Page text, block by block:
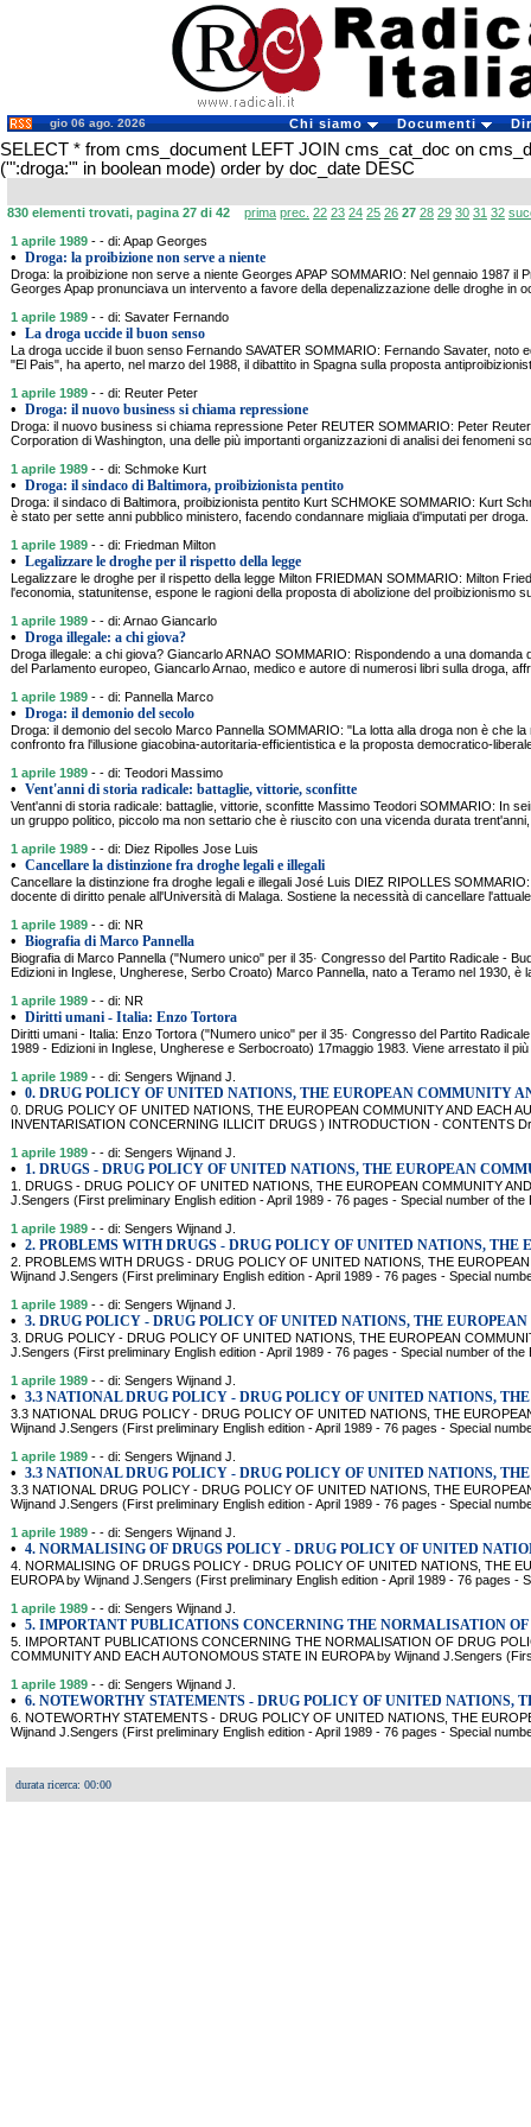
gio 06 ago. 2026 Chi siamo Documenti
SELECT * from cms_document LEFT JOIN cms_cat_doc on
('":droga:"' in boolean mode) order by doc_date DESC
830 elementi trovati, pagina 27 di 42 prima prec. 22 23 24 25 26 27 28 29 30 31 32
1 aprile 1989 - - di: Apap Georges
• Droga: la proibizione non serve a niente
Droga: la proibizione non serve a niente Georges APAP SOMMARIO: Nel gennaio 1987 il
Georges Apap pronunciava un intervento a favore della depenalizzazione delle droghe in
1 aprile 1989 - - di: Savater Fernando
• La droga uccide il buon senso
La droga uccide il buon senso Fernando SAVATER SOMMARIO: Fernando Savater, noto
"El Pais", ha aperto, nel marzo del 1988, il dibattito in Spagna sulla proposta
1 aprile 1989 - - di: Reuter Peter
• Droga: il nuovo business si chiama repressione
Droga: il nuovo business si chiama repressione Peter REUTER SOMMARIO: Peter
Corporation di Washington, una delle più importanti organizzazioni di analisi dei fenomeni
1 aprile 1989 - - di: Schmoke Kurt
• Droga: il sindaco di Baltimora, proibizionista pentito
Droga: il sindaco di Baltimora, proibizionista pentito Kurt SCHMOKE SOMMARIO: Kurt
è stato per sette anni pubblico ministero, facendo condannare migliaia d'imputati per
1 aprile 1989 - - di: Friedman Milton
• Legalizzare le droghe per il rispetto della legge
Legalizzare le droghe per il rispetto della legge Milton FRIEDMAN SOMMARIO: Milton
l'economia, statunitense, espone le ragioni della proposta di abolizione del proibizionismo
1 aprile 1989 - - di: Arnao Giancarlo
• Droga illegale: a chi giova?
Droga illegale: a chi giova? Giancarlo ARNAO SOMMARIO: Rispondendo a una domanda
del Parlamento europeo, Giancarlo Arnao, medico e autore di numerosi libri sulla droga,
1 aprile 1989 - - di: Pannella Marco
• Droga: il demonio del secolo
Droga: il demonio del secolo Marco Pannella SOMMARIO: "La lotta alla droga non è che
confronto fra l'illusione giacobina-autoritaria-efficientistica e la proposta democratico-
1 aprile 1989 - - di: Teodori Massimo
• Vent'anni di storia radicale: battaglie, vittorie, sconfitte
Vent'anni di storia radicale: battaglie, vittorie, sconfitte Massimo Teodori SOMMARIO: In
un gruppo politico, piccolo ma non settario che è riuscito con una vicenda durata
1 aprile 1989 - - di: Diez Ripolles Jose Luis
• Cancellare la distinzione fra droghe legali e illegali
Cancellare la distinzione fra droghe legali e illegali José Luis DIEZ RIPOLLES
docente di diritto penale all'Università di Malaga. Sostiene la necessità di cancellare
1 aprile 1989 - - di: NR
• Biografia di Marco Pannella
Biografia di Marco Pannella ("Numero unico" per il 35· Congresso del Partito Radicale -
Edizioni in Inglese, Ungherese, Serbo Croato) Marco Pannella, nato a Teramo nel 1930, è
1 aprile 1989 - - di: NR
• Diritti umani - Italia: Enzo Tortora
Diritti umani - Italia: Enzo Tortora ("Numero unico" per il 35· Congresso del Partito
1989 - Edizioni in Inglese, Ungherese e Serbocroato) 17maggio 1983. Viene arrestato il
1 aprile 1989 - - di: Sengers Wijnand J.
• 0. DRUG POLICY OF UNITED NATIONS, THE EUROPEAN COMMUNITY
0. DRUG POLICY OF UNITED NATIONS, THE EUROPEAN COMMUNITY AND EACH
INVENTARISATION CONCERNING ILLICIT DRUGS ) INTRODUCTION - CONTENTS
1 aprile 1989 - - di: Sengers Wijnand J.
• 1. DRUGS - DRUG POLICY OF UNITED NATIONS, THE EUROPEAN
1. DRUGS - DRUG POLICY OF UNITED NATIONS, THE EUROPEAN COMMUNITY
J.Sengers (First preliminary English edition - April 1989 - 76 pages - Special number of the
1 aprile 1989 - - di: Sengers Wijnand J.
• 2. PROBLEMS WITH DRUGS - DRUG POLICY OF UNITED NATIONS, THE
2. PROBLEMS WITH DRUGS - DRUG POLICY OF UNITED NATIONS, THE
Wijnand J.Sengers (First preliminary English edition - April 1989 - 76 pages - Special
1 aprile 1989 - - di: Sengers Wijnand J.
• 3. DRUG POLICY - DRUG POLICY OF UNITED NATIONS, THE
3. DRUG POLICY - DRUG POLICY OF UNITED NATIONS, THE EUROPEAN
J.Sengers (First preliminary English edition - April 1989 - 76 pages - Special number of the
1 aprile 1989 - - di: Sengers Wijnand J.
• 3.3 NATIONAL DRUG POLICY - DRUG POLICY OF UNITED NATIONS,
3.3 NATIONAL DRUG POLICY - DRUG POLICY OF UNITED NATIONS, THE
Wijnand J.Sengers (First preliminary English edition - April 1989 - 76 pages - Special
1 aprile 1989 - - di: Sengers Wijnand J.
• 3.3 NATIONAL DRUG POLICY - DRUG POLICY OF UNITED NATIONS,
3.3 NATIONAL DRUG POLICY - DRUG POLICY OF UNITED NATIONS, THE
Wijnand J.Sengers (First preliminary English edition - April 1989 - 76 pages - Special
1 aprile 1989 - - di: Sengers Wijnand J.
• 4. NORMALISING OF DRUGS POLICY - DRUG POLICY OF UNITED
4. NORMALISING OF DRUGS POLICY - DRUG POLICY OF UNITED NATIONS, THE
EUROPA by Wijnand J.Sengers (First preliminary English edition - April 1989 - 76 pages -
1 aprile 1989 - - di: Sengers Wijnand J.
• 5. IMPORTANT PUBLICATIONS CONCERNING THE NORMALISATION
5. IMPORTANT PUBLICATIONS CONCERNING THE NORMALISATION OF DRUG
COMMUNITY AND EACH AUTONOMOUS STATE IN EUROPA by Wijnand J.Sengers
1 aprile 1989 - - di: Sengers Wijnand J.
• 6. NOTEWORTHY STATEMENTS - DRUG POLICY OF UNITED NATIONS,
6. NOTEWORTHY STATEMENTS - DRUG POLICY OF UNITED NATIONS, THE
Wijnand J.Sengers (First preliminary English edition - April 1989 - 76 pages - Special
durata ricerca: 00:00